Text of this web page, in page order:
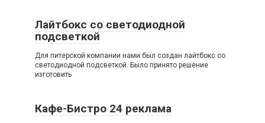
Лайтбокс со светодиодной
подсветкой
Для питерской компании нами был создан лайтбокс со
светодиодной подсветкой. Было принято решение
изготовить
Кафе-Бистро 24 реклама